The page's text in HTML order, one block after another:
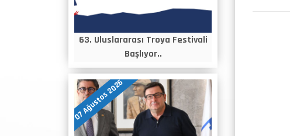
63. Uluslararası Troya Festivali
Başlıyor..
07 Ağustos 2026